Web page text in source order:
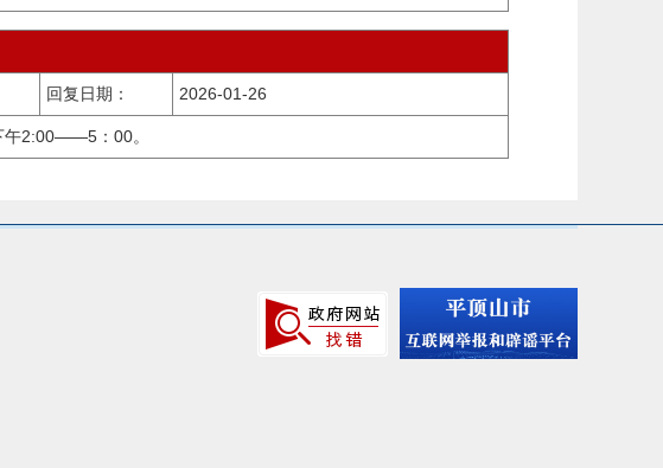
回复日期： 2026-01-26
午2:00——5：00。